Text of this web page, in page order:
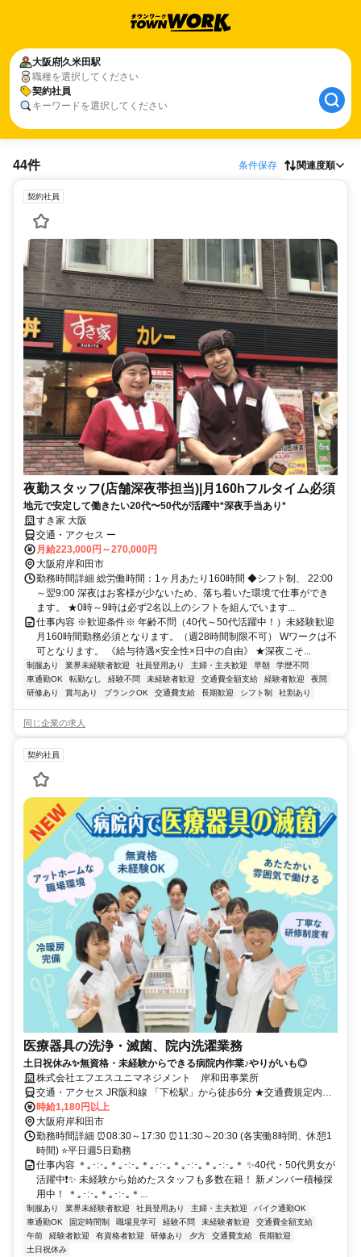
大阪府久米田駅
職種を選択してください
契約社員
キーワードを選択してください
44件 条件保存 関連度順
契約社員
夜勤スタッフ(店舗深夜帯担当)|月160hフルタイム必須
地元で安定して働きたい20代〜50代が活躍中*深夜手当あり*
すき家 大阪
交通・アクセス ー
月給223,000円～270,000円
大阪府岸和田市
勤務時間詳細 総労働時間：1ヶ月あたり160時間 ◆シフト制、 22:00
～翌9:00 深夜はお客様が少ないため、落ち着いた環境で仕事ができ
ます。 ★0時～9時は必ず2名以上のシフトを組んでいます...
仕事内容 ※歓迎条件※ 年齢不問（40代～50代活躍中！）未経験歓迎
月160時間勤務必須となります。（週28時間制限不可） Wワークは不
可となります。 《給与待遇×安全性×日中の自由》 ★深夜こそ...
制服あり 業界未経験者歓迎 社員登用あり 主婦・主夫歓迎 早朝
学歴不問
車通勤OK
転勤なし 経験不問 未経験者歓迎 交通費全額支給 経験者歓迎
夜間
研修あり
賞与あり ブランクOK 交通費支給 長期歓迎 シフト制 社割あり
同じ企業の求人
契約社員
医療器具の洗浄・滅菌、院内洗濯業務
土日祝休み✨無資格・未経験からできる病院内作業♪やりがいも◎
株式会社エフエスユニマネジメント 岸和田事業所
交通・アクセス JR阪和線 「下松駅」から徒歩6分 ★交通費規定内支
給
時給1,180円以上
大阪府岸和田市
勤務時間詳細 ⏰08:30～17:30 ⏰11:30～20:30 (各実働8時間、休憩1
時間) ⭐平日週5日勤務
仕事内容 ＊｡･:･｡＊｡･:･｡＊｡･:･｡＊｡･:･｡＊｡･:･｡＊ ✨40代・50代男女が
活躍中❗✨ 未経験から始めたスタッフも多数在籍！ 新メンバー積極採
用中！ ＊｡･:･｡＊｡･:･｡＊...
制服あり 業界未経験者歓迎 社員登用あり 主婦・主夫歓迎
バイク通勤OK
車通勤OK
固定時間制 職場見学可 経験不問 未経験者歓迎
交通費全額支給
午前
経験者歓迎 有資格者歓迎 研修あり 夕方 交通費支給
長期歓迎
土日祝休み